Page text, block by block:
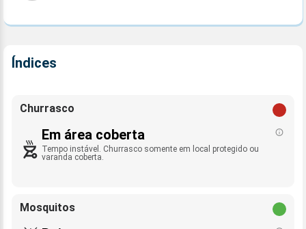
Índices
Churrasco
Em área coberta
Tempo instável. Churrasco somente em local protegido ou
varanda coberta.
Mosquitos